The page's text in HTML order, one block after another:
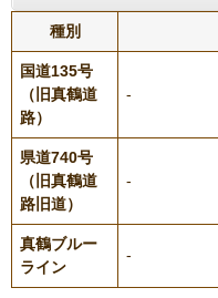
種別
国道135号
（旧真鶴道
路）
-
県道740号
（旧真鶴道
路旧道）
-
真鶴ブルー
ライン
-